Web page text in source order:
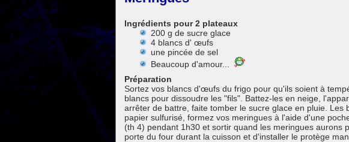
Ingrédients pour 2 plateaux
200 g de sucre glace
4 blancs d' œufs
une pincée de sel
Beaucoup d'amour...
Préparation
Sortez vos blancs d'œufs du frigo pour qu'ils soient à
blancs pour dissoudre les "fils". Battez-les en neige,
arrêter de battre, faite tomber le sucre glace en pluie.
papier sulfurisé, formez vos meringues à l'aide d'une
(th 4) pendant 1h30 et sortir quand les meringues aurons
porte du four durant la cuisson et d'installer le protège